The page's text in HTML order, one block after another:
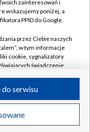
Wideo
TVP
w likwidacji
zainteresowań i
wskazujemy poniżej, a
PPID do Google.
przez Ciebie naszych
w tym informacje
cookie, sygnalizatory
świadczenie
przez Ciebie
IP, identyfikatory
serwisu